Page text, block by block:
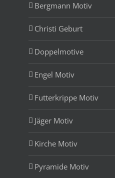
Bergmann Motiv
Christi Geburt
Doppelmotive
Engel Motiv
Futterkrippe Motiv
Jäger Motiv
Kirche Motiv
Pyramide Motiv